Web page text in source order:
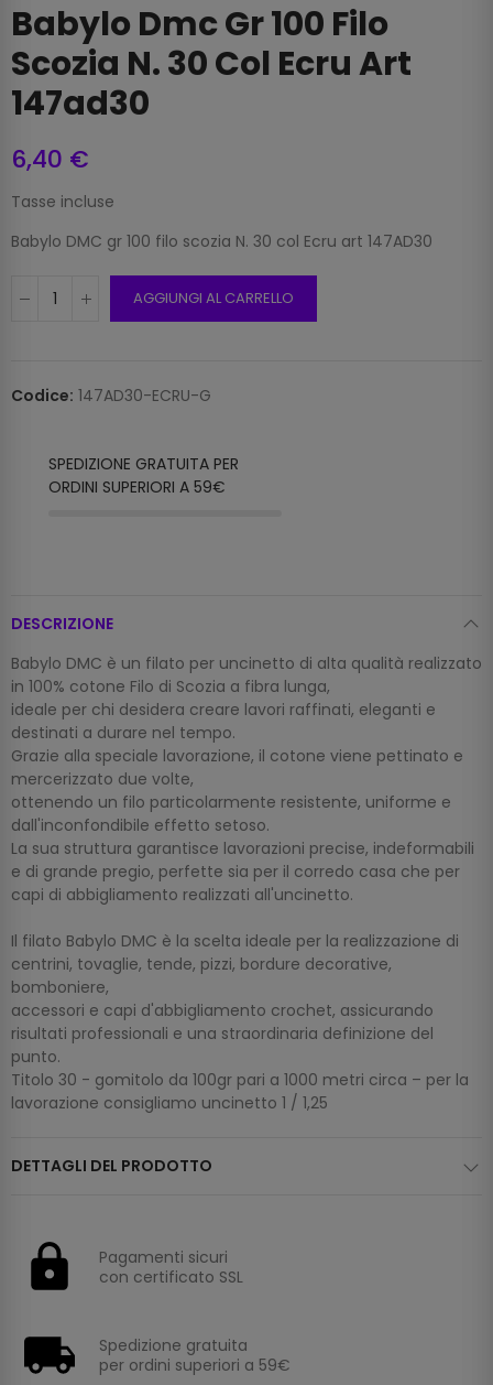
Babylo Dmc Gr 100 Filo
Scozia N. 30 Col Ecru Art
147ad30
6,40 €
Tasse incluse
Babylo DMC gr 100 filo scozia N. 30 col Ecru art 147AD30
AGGIUNGI AL CARRELLO
Codice: 147AD30-ECRU-G
SPEDIZIONE GRATUITA PER
ORDINI SUPERIORI A 59€
DESCRIZIONE
Babylo DMC è un filato per uncinetto di alta qualità realizzato
in 100% cotone Filo di Scozia a fibra lunga,
ideale per chi desidera creare lavori raffinati, eleganti e
destinati a durare nel tempo.
Grazie alla speciale lavorazione, il cotone viene pettinato e
mercerizzato due volte,
ottenendo un filo particolarmente resistente, uniforme e
dall'inconfondibile effetto setoso.
La sua struttura garantisce lavorazioni precise, indeformabili
e di grande pregio, perfette sia per il corredo casa che per
capi di abbigliamento realizzati all'uncinetto.
Il filato Babylo DMC è la scelta ideale per la realizzazione di
centrini, tovaglie, tende, pizzi, bordure decorative,
bomboniere,
accessori e capi d'abbigliamento crochet, assicurando
risultati professionali e una straordinaria definizione del
punto.
Titolo 30 - gomitolo da 100gr pari a 1000 metri circa – per la
lavorazione consigliamo uncinetto 1 / 1,25
DETTAGLI DEL PRODOTTO
Pagamenti sicuri
con certificato SSL
Spedizione gratuita
per ordini superiori a 59€